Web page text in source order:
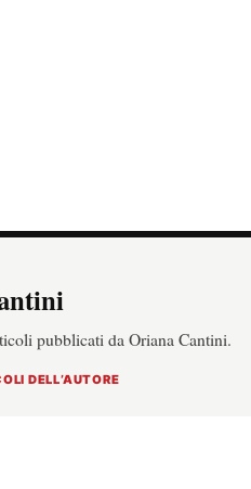
pubblicati da Oriana Cantini.
DELL’AUTORE